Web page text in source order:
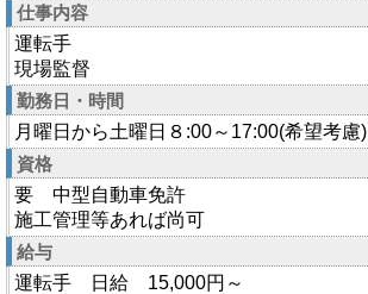
仕事内容
運転手
現場監督
勤務日・時間
月曜日から土曜日８:00～17:00(希望考慮)
資格
要 中型自動車免許
施工管理等あれば尚可
給与
運転手 日給 15,000円～